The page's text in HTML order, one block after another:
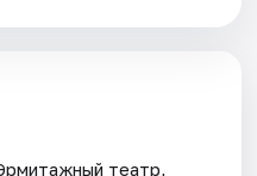
театр,